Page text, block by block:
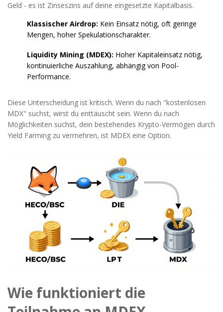
Geld - es ist Zinseszins auf deine eingesetzte Kapitalbasis.
Klassischer Airdrop: Kein Einsatz nötig, oft geringe
Mengen, hoher Spekulationscharakter.
Liquidity Mining (MDEX): Hoher Kapitaleinsatz nötig,
kontinuierliche Auszahlung, abhängig von Pool-
Performance.
Diese Unterscheidung ist kritisch. Wenn du nach "kostenlosen
MDX" suchst, wirst du enttäuscht sein. Wenn du nach
Möglichkeiten suchst, dein bestehendes Krypto-Vermögen durch
Yield Farming zu vermehren, ist MDEX eine Option.
Wie funktioniert die